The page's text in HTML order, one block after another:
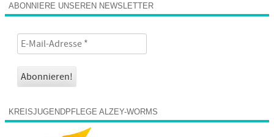
ABONNIERE UNSEREN NEWSLETTER
KREISJUGENDPFLEGE ALZEY-WORMS